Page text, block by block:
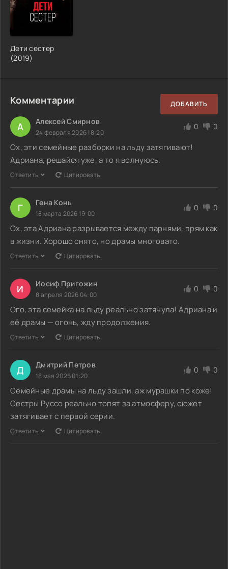
Дети сестер
(2019)
Комментарии ДОБАВИТЬ
А Алексей Смирнов
24 февраля 2026 18:20
0 0
Ох, эти семейные разборки на льду затягивают!
Адриана, решайся уже, а то я волнуюсь.
Ответить Цитировать
Г Гена Конь
18 марта 2026 19:00
0 0
Ох, эта Адриана разрывается между парнями, прям как
в жизни. Хорошо снято, но драмы многовато.
Ответить Цитировать
И Иосиф Пригожин
8 апреля 2026 04:00
0 0
Ого, эта семейка на льду реально затянула! Адриана и
её драмы — огонь, жду продолжения.
Ответить Цитировать
Д Дмитрий Петров
18 мая 2026 01:20
0 0
Семейные драмы на льду зашли, аж мурашки по коже!
Сестры Руссо реально топят за атмосферу, сюжет
затягивает с первой серии.
Ответить Цитировать